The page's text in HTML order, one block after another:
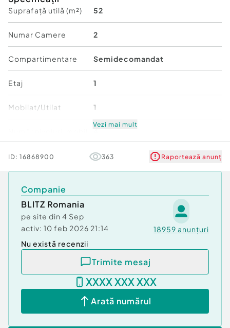
organizat, fiind potrivită atât pentru o persoană,
cât și pentru un cuplu care își dorește să locuiască
într-o zonă apreciată a orașului, cu acces facil
către magazine, școli, mijloace de transport și
alte puncte de interes.
Pentru mai multe detalii sau pentru programarea
unei vizionări, nu ezitați să mă contactați!
Cod ofertă / ID BLITZ: P174712
Id intern: P174712
Număr Băi:
Suprafață utilă (m²) 52
Numar Camere 2
Compartimentare Semidecomandat
Etaj 1
Mobilat/Utilat 1
Stare Bună
Vezi mai mult
ID: 16868900 363 Raportează anunț
Companie
BLITZ Romania
pe site din 4 Sep
activ: 10 feb 2026 21:14 18959 anunțuri
Nu există recenzii
Trimite mesaj
XXXX XXX XXX
Arată numărul